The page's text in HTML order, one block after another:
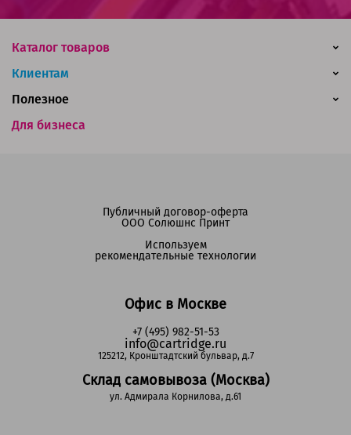
Каталог товаров
Клиентам
Для бизнеса
Полезное
Офис в Москве
+7 (495) 982-51-53
info@cartridge.ru
125212, Кронштадтский бульвар, д.7
Склад самовывоза (Москва)
ул. Адмирала Корнилова, д.61
Публичный договор-оферта
ООО Солюшнс Принт
Используем
рекомендательные технологии